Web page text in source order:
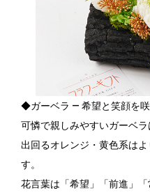
◆ガーベラ ― 希望と笑顔を
可憐で親しみやすいガーベ
出回るオレンジ・黄色系は
す。
花言葉は「希望」「前進」「